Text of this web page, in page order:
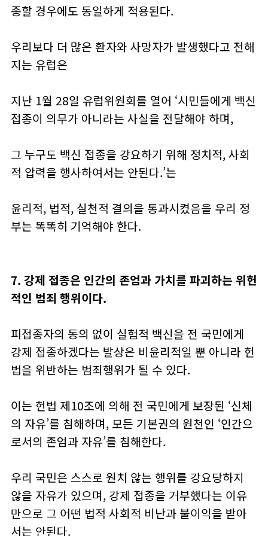
종할 경우에도 동일하게 적용된다.
우리보다 더 많은 환자와 사망자가 발생했다고 전해
지는 유럽은
지난 1월 28일 유럽위원회를 열어 ‘시민들에게 백신
접종이 의무가 아니라는 사실을 전달해야 하며,
그 누구도 백신 접종을 강요하기 위해 정치적, 사회
적 압력을 행사하여서는 안된다.’는
윤리적, 법적, 실천적 결의을 통과시켰음을 우리 정
부는 똑똑히 기억해야 한다.
7. 강제 접종은 인간의 존엄과 가치를 파괴하는 위헌
적인 범죄 행위이다.
피접종자의 동의 없이 실험적 백신을 전 국민에게
강제 접종하겠다는 발상은 비윤리적일 뿐 아니라 헌
법을 위반하는 범죄행위가 될 수 있다.
이는 헌법 제10조에 의해 전 국민에게 보장된 ‘신체
의 자유’를 침해하며, 모든 기본권의 원천인 ‘인간으
로서의 존엄과 자유’를 침해한다.
우리 국민은 스스로 원치 않는 행위를 강요당하지
않을 자유가 있으며, 강제 접종을 거부했다는 이유
만으로 그 어떤 법적 사회적 비난과 불이익을 받아
서는 안된다.